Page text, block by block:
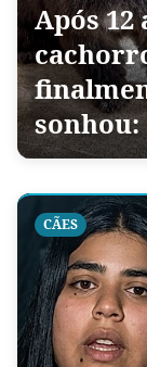
Após 12
sonhou:
CÃES